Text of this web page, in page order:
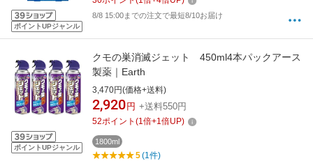
ポイントUPジャンル
8/8 15:00までの注文で最短8/10お届け
ポイントUPジャンル
クモの巣消滅ジェット 450ml4本パックアース
製薬｜Earth
3,470円(価格+送料)
2,920 円 +送料550円
52ポイント (1倍+1倍UP)
1800ml
5(1件)